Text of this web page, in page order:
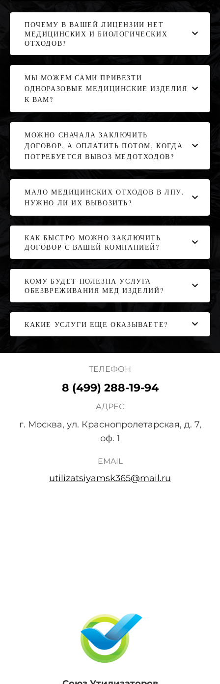
ПОЧЕМУ В ВАШЕЙ ЛИЦЕНЗИИ НЕТ
МЕДИЦИНСКИХ И БИОЛОГИЧЕСКИХ
ОТХОДОВ?
МЫ МОЖЕМ САМИ ПРИВЕЗТИ
ОДНОРАЗОВЫЕ МЕДИЦИНСКИЕ ИЗДЕЛИЯ
К ВАМ?
МОЖНО СНАЧАЛА ЗАКЛЮЧИТЬ
ДОГОВОР, А ОПЛАТИТЬ ПОТОМ, КОГДА
ПОТРЕБУЕТСЯ ВЫВОЗ МЕДОТХОДОВ?
МАЛО МЕДИЦИНСКИХ ОТХОДОВ В ЛПУ.
НУЖНО ЛИ ИХ ВЫВОЗИТЬ?
КАК БЫСТРО МОЖНО ЗАКЛЮЧИТЬ
ДОГОВОР С ВАШЕЙ КОМПАНИЕЙ?
КОМУ БУДЕТ ПОЛЕЗНА УСЛУГА
ОБЕЗВРЕЖИВАНИЯ МЕД ИЗДЕЛИЙ?
КАКИЕ УСЛУГИ ЕЩЕ ОКАЗЫВАЕТЕ?
ТЕЛЕФОН
8 (499) 288-19-94
АДРЕС
г. Москва, ул. Краснопролетарская, д. 7,
оф. 1
EMAIL
utilizatsiyamsk365@mail.ru